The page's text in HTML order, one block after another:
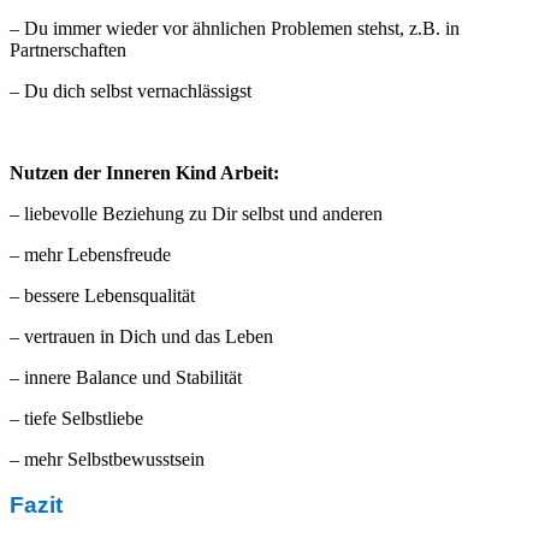
– Du immer wieder vor ähnlichen Problemen stehst, z.B. in
Partnerschaften
– Du dich selbst vernachlässigst
Nutzen der Inneren Kind Arbeit:
– liebevolle Beziehung zu Dir selbst und anderen
– mehr Lebensfreude
– bessere Lebensqualität
– vertrauen in Dich und das Leben
– innere Balance und Stabilität
– tiefe Selbstliebe
– mehr Selbstbewusstsein
Fazit